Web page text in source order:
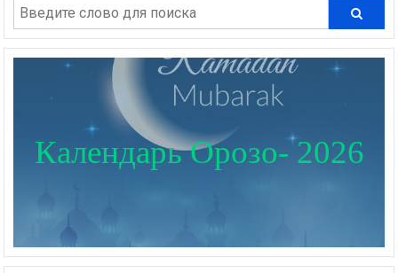
Календарь Орозо- 2026